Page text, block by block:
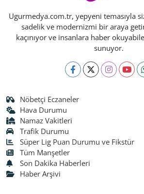
Ugurmedya.com.tr, yepyeni temasıyla
sadelik ve modernizmi bir araya
kaçınıyor ve insanlara haber
sunuyor.
Nöbetçi Eczaneler
Hava Durumu
Namaz Vakitleri
Trafik Durumu
Süper Lig Puan Durumu ve Fikstür
Tüm Manşetler
Son Dakika Haberleri
Haber Arşivi